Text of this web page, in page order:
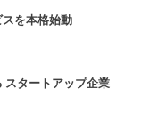
を本格始動
スタートアップ企業